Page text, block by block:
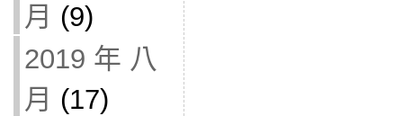
月 (9)
2019 年 八
月 (17)